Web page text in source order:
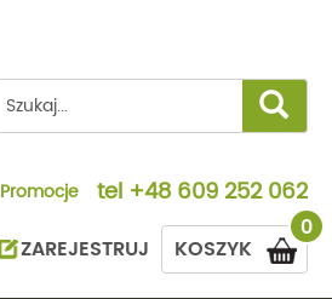
Promocje tel +48 609 252 062
0
KOSZYK
ZAREJESTRUJ